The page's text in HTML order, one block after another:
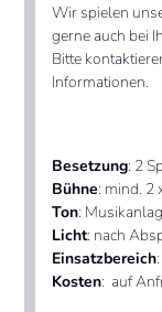
Wir spielen
gerne auch bei
Bitte
Informationen.
Besetzung: 2
Bühne: mind. 2
Ton:
Licht: nach
Einsatzbereich
Kosten: auf